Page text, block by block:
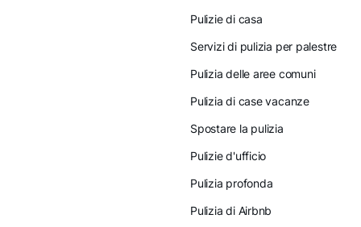
Pulizie di casa
Servizi di pulizia per palestre
Pulizia delle aree comuni
Pulizia di case vacanze
Spostare la pulizia
Pulizie d'ufficio
Pulizia profonda
Pulizia di Airbnb